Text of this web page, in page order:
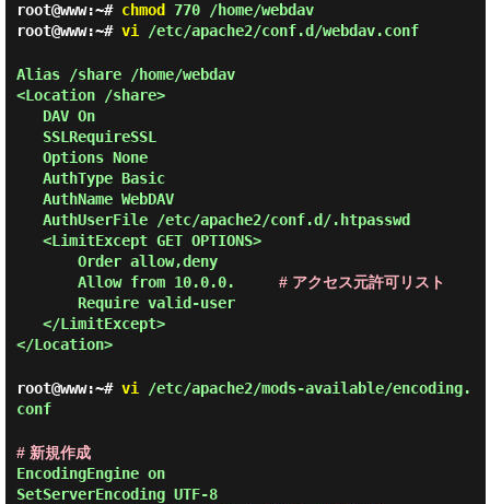
root@www:~# chmod 770 /home/webdav
root@www:~# vi /etc/apache2/conf.d/webdav.conf
Alias /share /home/webdav
<Location /share>
DAV On
SSLRequireSSL
Options None
AuthType Basic
AuthName WebDAV
AuthUserFile /etc/apache2/conf.d/.htpasswd
<LimitExcept GET OPTIONS>
Order allow,deny
Allow from 10.0.0. # アクセス元許可リスト
Require valid-user
</LimitExcept>
</Location>
root@www:~# vi /etc/apache2/mods-available/encoding.
conf
# 新規作成
EncodingEngine on
SetServerEncoding UTF-8